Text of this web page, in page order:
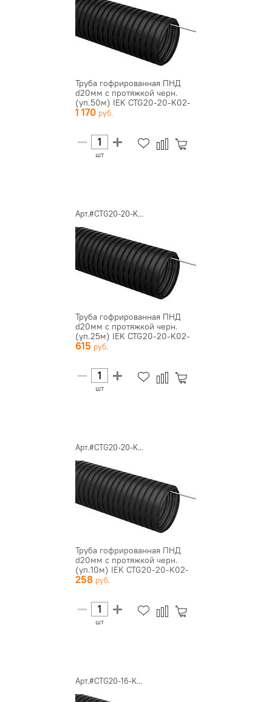
Труба гофрированная ПНД
d20мм с протяжкой черн.
(уп.50м) IEK CTG20-20-K02-
0...
1 170
шт
Арт.#CTG20-20-K...
Труба гофрированная ПНД
d20мм с протяжкой черн.
(уп.25м) IEK CTG20-20-K02-
0...
615
шт
Арт.#CTG20-20-K...
Труба гофрированная ПНД
d20мм с протяжкой черн.
(уп.10м) IEK CTG20-20-K02-
0...
258
шт
Арт.#CTG20-16-K...